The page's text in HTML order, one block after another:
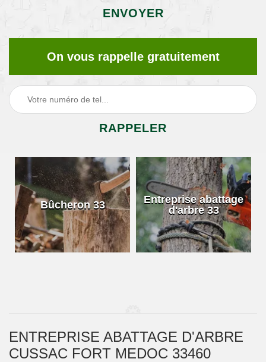
On vous rappelle gratuitement
Bûcheron 33
Entreprise abattage
d'arbre 33
ENTREPRISE ABATTAGE D'ARBRE
CUSSAC FORT MEDOC 33460